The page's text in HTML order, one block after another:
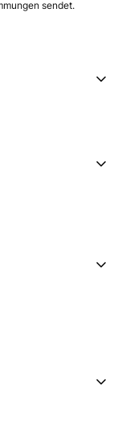
sendet.